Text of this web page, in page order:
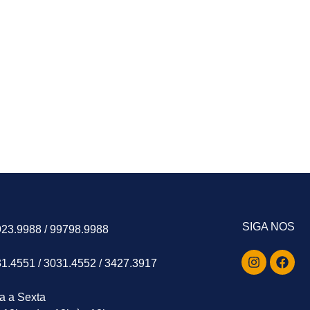
/ 99798.9988
/ 3031.4552 / 3427.3917
a Sexta
SIGA NOS